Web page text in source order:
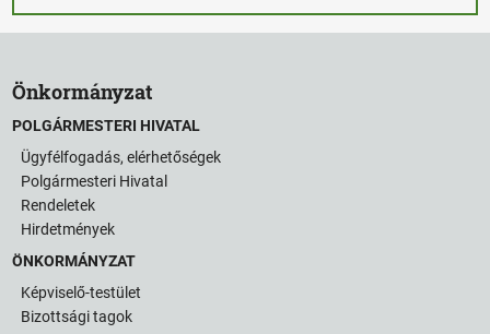
Önkormányzat
POLGÁRMESTERI HIVATAL
Ügyfélfogadás, elérhetőségek
Polgármesteri Hivatal
Rendeletek
Hirdetmények
ÖNKORMÁNYZAT
Képviselő-testület
Bizottsági tagok